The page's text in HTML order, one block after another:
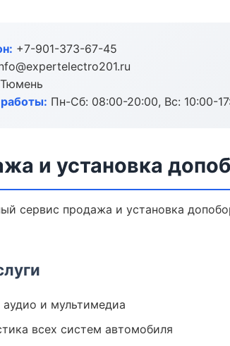
+7-901-373-67-45
Тюмень
Пн-Сб: 08:00-20:00, Вс: 10:00-
и установка
сервис продажа и установка
и мультимедиа
всех систем автомобиля